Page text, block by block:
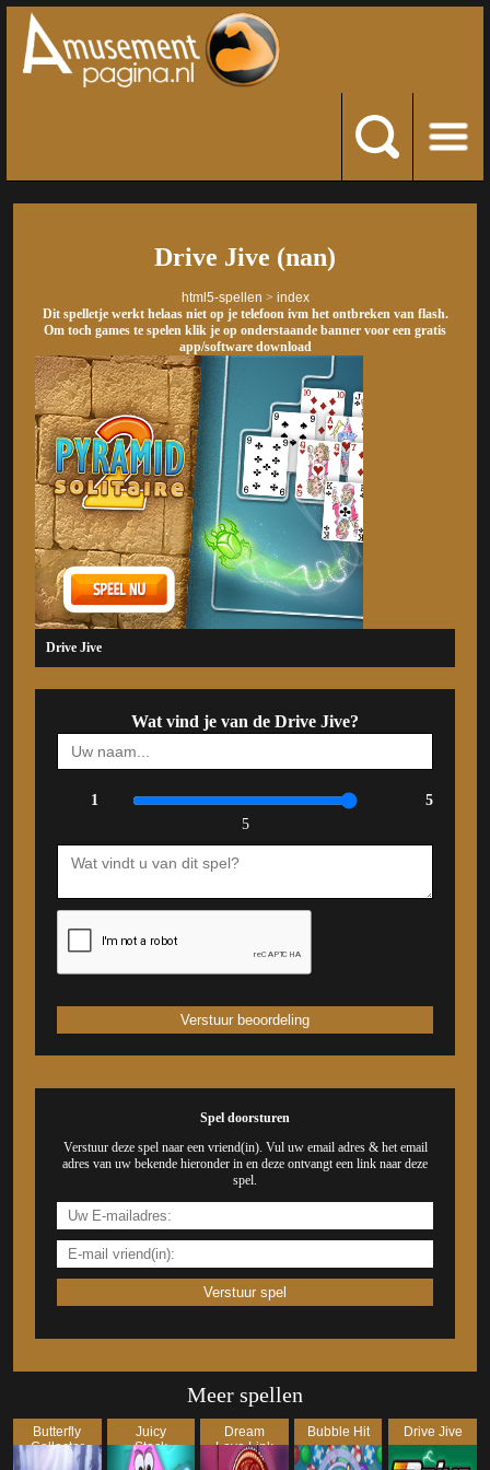
Drive Jive (nan)
html5-spellen > index
Dit spelletje werkt helaas niet op je telefoon ivm het ontbreken van flash.
Om toch games te spelen klik je op onderstaande banner voor een gratis
app/software download
Drive Jive
Wat vind je van de Drive Jive?
1
5
5
Spel doorsturen
Verstuur deze spel naar een vriend(in). Vul uw email adres & het email
adres van uw bekende hieronder in en deze ontvangt een link naar deze
spel.
Meer spellen
Butterfly
Collector
Juicy
Stack
Dream
Love Link
2
Bubble Hit Drive Jive